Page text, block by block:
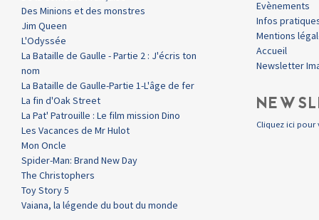
Des Minions et des monstres
Jim Queen
L'Odyssée
La Bataille de Gaulle - Partie 2 : J'écris ton
nom
La Bataille de Gaulle-Partie 1-L'âge de fer
La fin d'Oak Street
La Pat' Patrouille : Le film mission Dino
Les Vacances de Mr Hulot
Mon Oncle
Spider-Man: Brand New Day
The Christophers
Toy Story 5
Vaiana, la légende du bout du monde
Evènements
Infos
Mentions
Accueil
Newsletter
Cliquez ici pour